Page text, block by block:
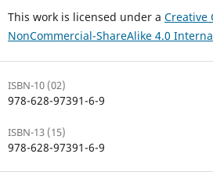
This work is licensed under a Creative
NonCommercial-ShareAlike 4.0
ISBN-10 (02)
978-628-97391-6-9
ISBN-13 (15)
978-628-97391-6-9